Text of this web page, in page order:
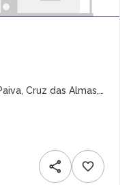
Cruz das Almas,